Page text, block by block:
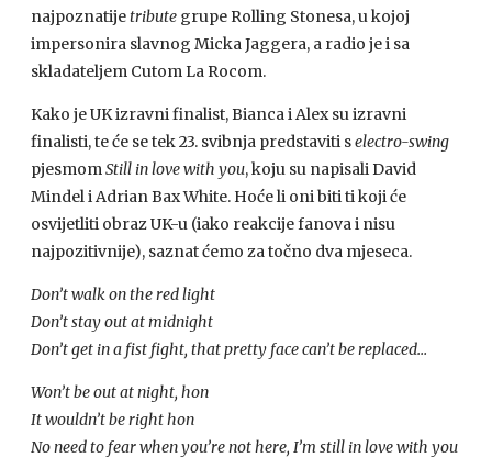
najpoznatijetribute grupe Rolling Stonesa, u kojoj
impersonira slavnog Micka Jaggera, a radio je i sa
skladateljem Cutom La Rocom.
Kako je UK izravni finalist, Bianca i Alex su izravni
finalisti, te će se tek 23. svibnja predstaviti selectro-swing
pjesmom Still in love with you, koju su napisali David
Mindel i Adrian Bax White. Hoće li oni biti ti koji će
osvijetliti obraz UK-u (iako reakcije fanova i nisu
najpozitivnije), saznat ćemo za točno dva mjeseca.
Don’t walk on the red light
Don’t stay out at midnight
Don’t get in a fist fight, that pretty face can’t be replaced…
Won’t be out at night, hon
It wouldn’t be right hon
No need to fear when you’re not here, I’m still in love with you